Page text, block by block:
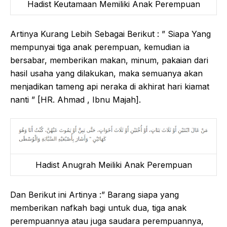
Hadist Keutamaan Memiliki Anak Perempuan
Artinya Kurang Lebih Sebagai Berikut : ” Siapa Yang
mempunyai tiga anak perempuan, kemudian ia
bersabar, memberikan makan, minum, pakaian dari
hasil usaha yang dilakukan, maka semuanya akan
menjadikan tameng api neraka di akhirat hari kiamat
nanti ” [HR. Ahmad , Ibnu Majah].
Hadist Anugrah Meiliki Anak Perempuan
Dan Berikut ini Artinya :” Barang siapa yang
memberikan nafkah bagi untuk dua, tiga anak
perempuannya atau juga saudara perempuannya,